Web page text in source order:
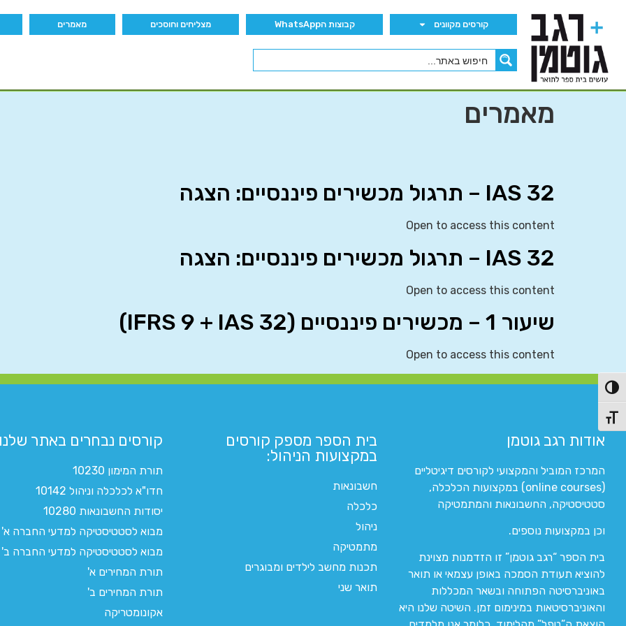
הפעל/כבה ניגודיות גבוהה
מתג גודל גופן
קורסים מקוונים קבוצות הWhatsApp מצליחים וחוסכים מאמרים
מאמרים
IAS 32 – תרגול מכשירים פיננסיים: הצגה
Open to access this content
IAS 32 – תרגול מכשירים פיננסיים: הצגה
Open to access this content
שיעור 1 – מכשירים פיננסיים (IFRS 9 + IAS 32)
Open to access this content
אודות רגב גוטמן
המרכז המוביל והמקצועי לקורסים דיגיטליים
(online courses) במקצועות הכלכלה,
סטטיסטיקה, החשבונאות והמתמטיקה
וכן במקצועות נוספים.
בית הספר “רגב גוטמן” זו הזדמנות מצוינת
להוציא תעודת הסמכה באופן עצמאי או תואר
באוניברסיטה הפתוחה ובשאר המכללות
והאוניברסיטאות במינימום זמן. השיטה שלנו היא
בית הספר מספק קורסים
במקצועות הניהול:
חשבונאות
כלכלה
ניהול
מתמטיקה
תכנות מחשב לילדים ומבוגרים
תואר שני
קורסים נבחרים באתר
תורת המימון 10230
חדו"א לכלכלה וניהול 10142
יסודות החשבונאות 10280
מבוא לסטטיסטיקה למדעי החברה א'
מבוא לסטטיסטיקה למדעי החברה ב'
תורת המחירים א'
תורת המחירים ב'
אקונומטריקה